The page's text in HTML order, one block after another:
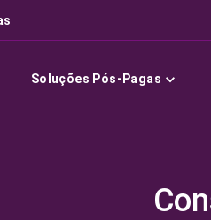
Soluções Pós-Pagas